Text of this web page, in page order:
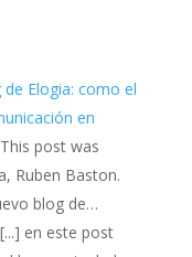
Elogia: como el
en
post was
Ruben Baston.
blog de…
en este post